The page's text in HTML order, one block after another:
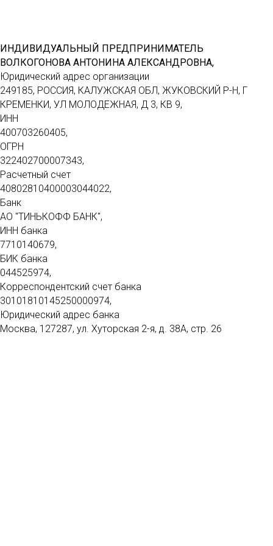
ИНДИВИДУАЛЬНЫЙ ПРЕДПРИНИМАТЕЛЬ
ВОЛКОГОНОВА АНТОНИНА АЛЕКСАНДРОВНА,
Юридический адрес организации
249185, РОССИЯ, КАЛУЖСКАЯ ОБЛ, ЖУКОВСКИЙ Р-Н, Г
КРЕМЕНКИ, УЛ МОЛОДЕЖНАЯ, Д 3, КВ 9,
ИНН
400703260405,
ОГРН
322402700007343,
Расчетный счет
40802810400003044022,
Банк
АО "ТИНЬКОФФ БАНК",
ИНН банка
7710140679,
БИК банка
044525974,
Корреспондентский счет банка
30101810145250000974,
Юридический адрес банка
Москва, 127287, ул. Хуторская 2-я, д. 38А, стр. 26